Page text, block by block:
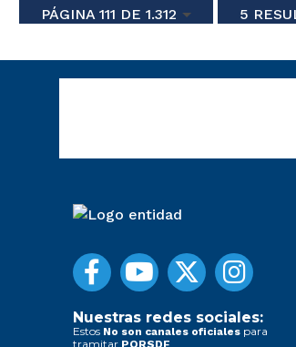
PÁGINA 111 DE 1.312 5
Nuestras redes sociales:
Estos No son canales oficiales para
tramitar PQRSDF